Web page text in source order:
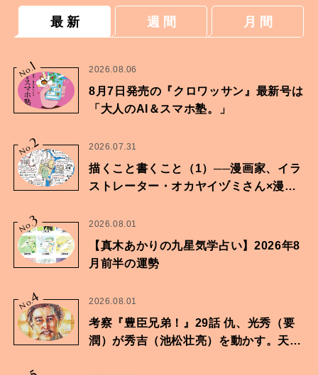
最 新 週 間 月 間
No.
1 2026.08.06
8月7日発売の『クロワッサン』最新号は
「大人のAI＆スマホ塾。」
No.2 2026.07.31
描くこと書くこと（1）──漫画家、イラ
ストレーター・オカヤイヅミさん×漫画
No.3 2026.08.01
【真木あかりの九星気学占い】2026年8
月前半の運勢
No.4 2026.08.01
考察『豊臣兄弟！』29話 仇、光秀（要
潤）が秀吉（池松壮亮）を動かす。天下